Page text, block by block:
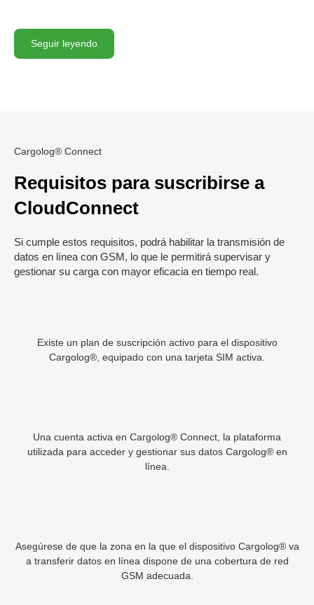
Seguir leyendo
Cargolog® Connect
Requisitos para suscribirse a
CloudConnect
Si cumple estos requisitos, podrá habilitar la transmisión de
datos en línea con GSM, lo que le permitirá supervisar y
gestionar su carga con mayor eficacia en tiempo real.
Existe un plan de suscripción activo para el dispositivo
Cargolog®, equipado con una tarjeta SIM activa.
Una cuenta activa en Cargolog® Connect, la plataforma
utilizada para acceder y gestionar sus datos Cargolog® en
línea.
Asegúrese de que la zona en la que el dispositivo Cargolog® va
a transferir datos en línea dispone de una cobertura de red
GSM adecuada.